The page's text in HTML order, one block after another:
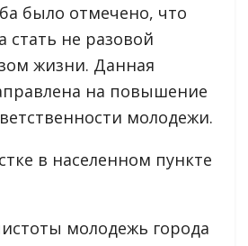
было отмечено, что
стать не разовой
жизни. Данная
на повышение
молодежи.
в населенном пункте
молодежь города